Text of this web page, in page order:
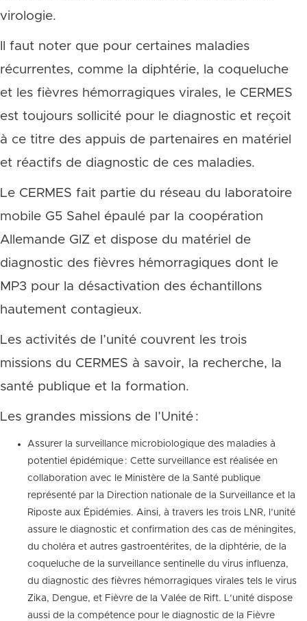
virologie.
Il faut noter que pour certaines maladies
récurrentes, comme la diphtérie, la coqueluche
et les fièvres hémorragiques virales, le CERMES
est toujours sollicité pour le diagnostic et reçoit
à ce titre des appuis de partenaires en matériel
et réactifs de diagnostic de ces maladies.
Le CERMES fait partie du réseau du laboratoire
mobile G5 Sahel épaulé par la coopération
Allemande GIZ et dispose du matériel de
diagnostic des fièvres hémorragiques dont le
MP3 pour la désactivation des échantillons
hautement contagieux.
Les activités de l’unité couvrent les trois
missions du CERMES à savoir, la recherche, la
santé publique et la formation.
Les grandes missions de l’Unité :
Assurer la surveillance microbiologique des maladies à
potentiel épidémique : Cette surveillance est réalisée en
collaboration avec le Ministère de la Santé publique
représenté par la Direction nationale de la Surveillance et la
Riposte aux Épidémies. Ainsi, à travers les trois LNR, l’unité
assure le diagnostic et confirmation des cas de méningites,
du choléra et autres gastroentérites, de la diphtérie, de la
coqueluche de la surveillance sentinelle du virus influenza,
du diagnostic des fièvres hémorragiques virales tels le virus
Zika, Dengue, et Fièvre de la Valée de Rift. L’unité dispose
aussi de la compétence pour le diagnostic de la Fièvre